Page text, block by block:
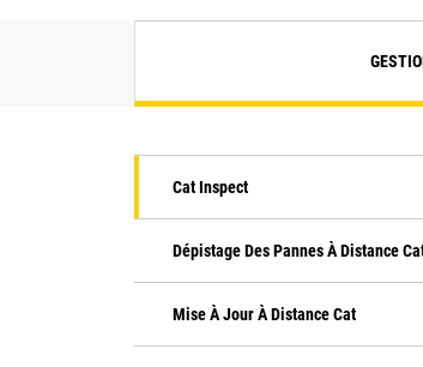
Cat Inspect
Dépistage Des Pannes À Distance
Mise À Jour À Distance Cat